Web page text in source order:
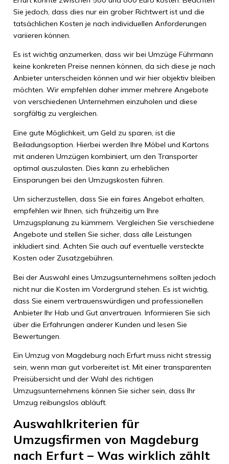
Sie jedoch, dass dies nur ein grober Richtwert ist und die
tatsächlichen Kosten je nach individuellen Anforderungen
variieren können.
Es ist wichtig anzumerken, dass wir bei Umzüge Führmann
keine konkreten Preise nennen können, da sich diese je nach
Anbieter unterscheiden können und wir hier objektiv bleiben
möchten. Wir empfehlen daher immer mehrere Angebote
von verschiedenen Unternehmen einzuholen und diese
sorgfältig zu vergleichen.
Eine gute Möglichkeit, um Geld zu sparen, ist die
Beiladungsoption. Hierbei werden Ihre Möbel und Kartons
mit anderen Umzügen kombiniert, um den Transporter
optimal auszulasten. Dies kann zu erheblichen
Einsparungen bei den Umzugskosten führen.
Um sicherzustellen, dass Sie ein faires Angebot erhalten,
empfehlen wir Ihnen, sich frühzeitig um Ihre
Umzugsplanung zu kümmern. Vergleichen Sie verschiedene
Angebote und stellen Sie sicher, dass alle Leistungen
inkludiert sind. Achten Sie auch auf eventuelle versteckte
Kosten oder Zusatzgebühren.
Bei der Auswahl eines Umzugsunternehmens sollten jedoch
nicht nur die Kosten im Vordergrund stehen. Es ist wichtig,
dass Sie einem vertrauenswürdigen und professionellen
Anbieter Ihr Hab und Gut anvertrauen. Informieren Sie sich
über die Erfahrungen anderer Kunden und lesen Sie
Bewertungen.
Ein Umzug von Magdeburg nach Erfurt muss nicht stressig
sein, wenn man gut vorbereitet ist. Mit einer transparenten
Preisübersicht und der Wahl des richtigen
Umzugsunternehmens können Sie sicher sein, dass Ihr
Umzug reibungslos abläuft.
Auswahlkriterien für
Umzugsfirmen von Magdeburg
nach Erfurt – Was wirklich zählt